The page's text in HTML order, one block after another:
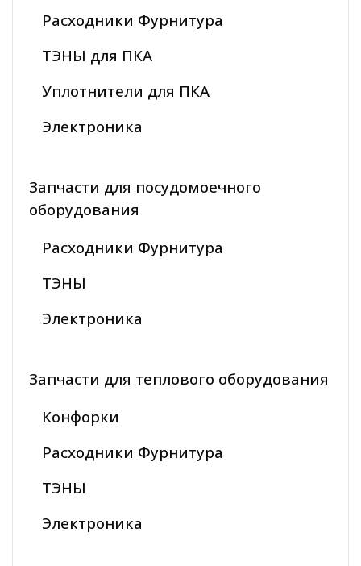
Расходники Фурнитура
ТЭНЫ для ПКА
Уплотнители для ПКА
Электроника
Запчасти для посудомоечного
оборудования
Расходники Фурнитура
ТЭНЫ
Электроника
Запчасти для теплового оборудования
Конфорки
Расходники Фурнитура
ТЭНЫ
Электроника